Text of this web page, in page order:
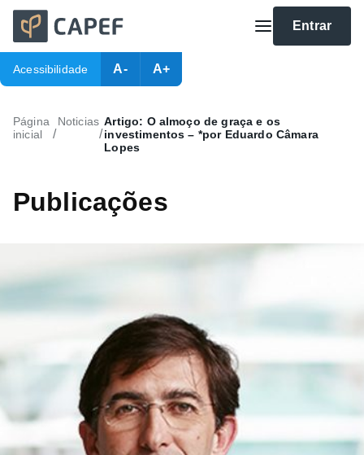
Entrar
Acessibilidade A- A+
Página
inicial
/
Noticias
/
Artigo: O almoço de graça e os
investimentos – *por Eduardo Câmara
Lopes
Publicações